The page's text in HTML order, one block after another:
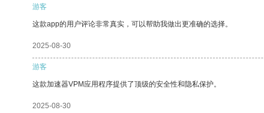
游客
这款app的用户评论非常真实，可以帮助我做出更准确的选择。
2025-08-30
游客
这款加速器VPM应用程序提供了顶级的安全性和隐私保护。
2025-08-30